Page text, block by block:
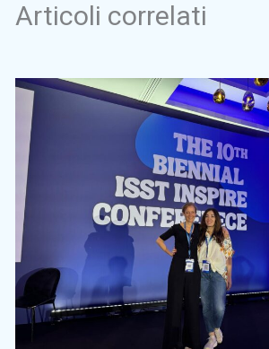
Articoli correlati